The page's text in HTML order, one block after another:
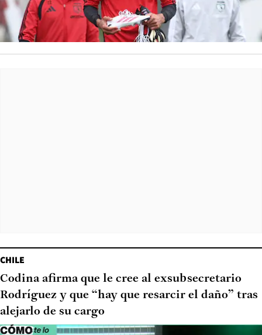
CHILE
Codina afirma que le cree al exsubsecretario
Rodríguez y que “hay que resarcir el daño” tras
alejarlo de su cargo